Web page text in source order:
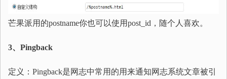
芒果派用的postname你也可以使用post_id，随个人喜欢。
3、Pingback
定义：Pingback是网志中常用的用来通知网志系统文章被引